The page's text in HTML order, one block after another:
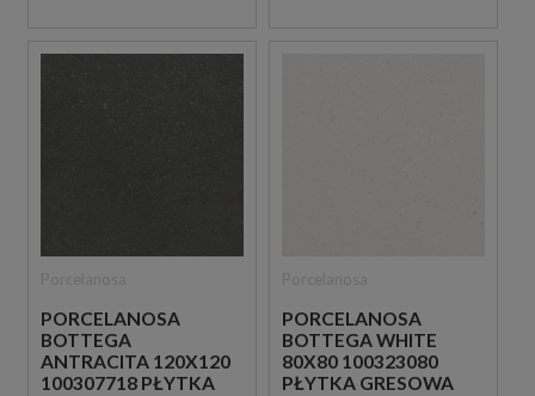
PORCELANOSA
BOTTEGA
ANTRACITA 120X120
100307718 PŁYTKA
PORCELANOSA
BOTTEGA WHITE
80X80 100323080
PŁYTKA GRESOWA